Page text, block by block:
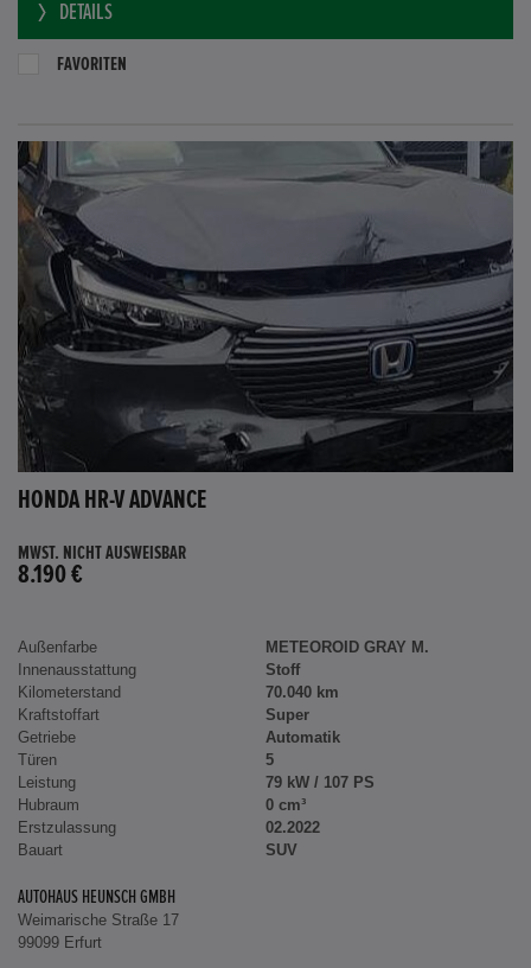
DETAILS
FAVORITEN
HONDA HR-V ADVANCE
MWST. NICHT AUSWEISBAR
8.190 €
Außenfarbe
METEOROID GRAY M.
Innenausstattung
Stoff
Kilometerstand
70.040 km
Kraftstoffart
Super
Getriebe
Automatik
Türen
5
Leistung
79 kW / 107 PS
Hubraum
0 cm³
Erstzulassung
02.2022
Bauart
SUV
AUTOHAUS HEUNSCH GMBH
Weimarische Straße 17
99099 Erfurt